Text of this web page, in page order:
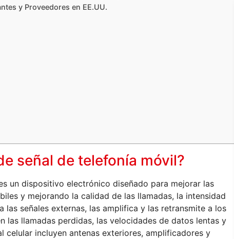
y Proveedores en EE.UU.
señal de telefonía móvil?
un dispositivo electrónico diseñado para mejorar las
y mejorando la calidad de las llamadas, la intensidad
señales externas, las amplifica y las retransmite a los
las llamadas perdidas, las velocidades de datos lentas y
celular incluyen antenas exteriores, amplificadores y